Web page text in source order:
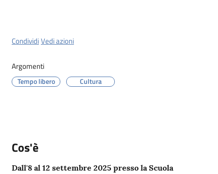
on-
line
gli
argomenti
CondividiVedi azioni
Argomenti
Tempo libero Cultura
Cos'è
Dall'8 al 12 settembre 2025 presso la Scuola